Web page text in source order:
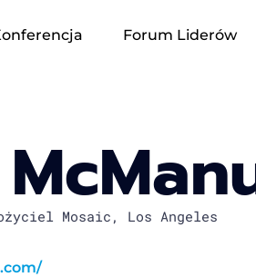
Forum Liderów
Mosaic, Los Angeles